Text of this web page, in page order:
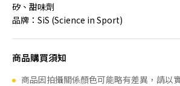
矽、甜味劑
品牌：SiS (Science in Sport)
商品購買須知
商品因拍攝關係顏色可能略有差異，請以